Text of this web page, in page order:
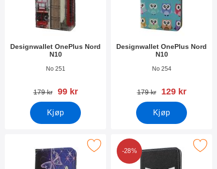
Designwallet OnePlus Nord
N10
Varenummer 38886
No 251
gammel pris
179 kr ny pris
99 kr
Kjøp
Designwallet OnePlus Nord
N10
Varenummer 38883
No 254
gammel pris
179 kr ny pris
129 kr
Kjøp
Merk designwallet OnePlus Nord N10 som favoritt
-28%
Merk designwallet OnePlus